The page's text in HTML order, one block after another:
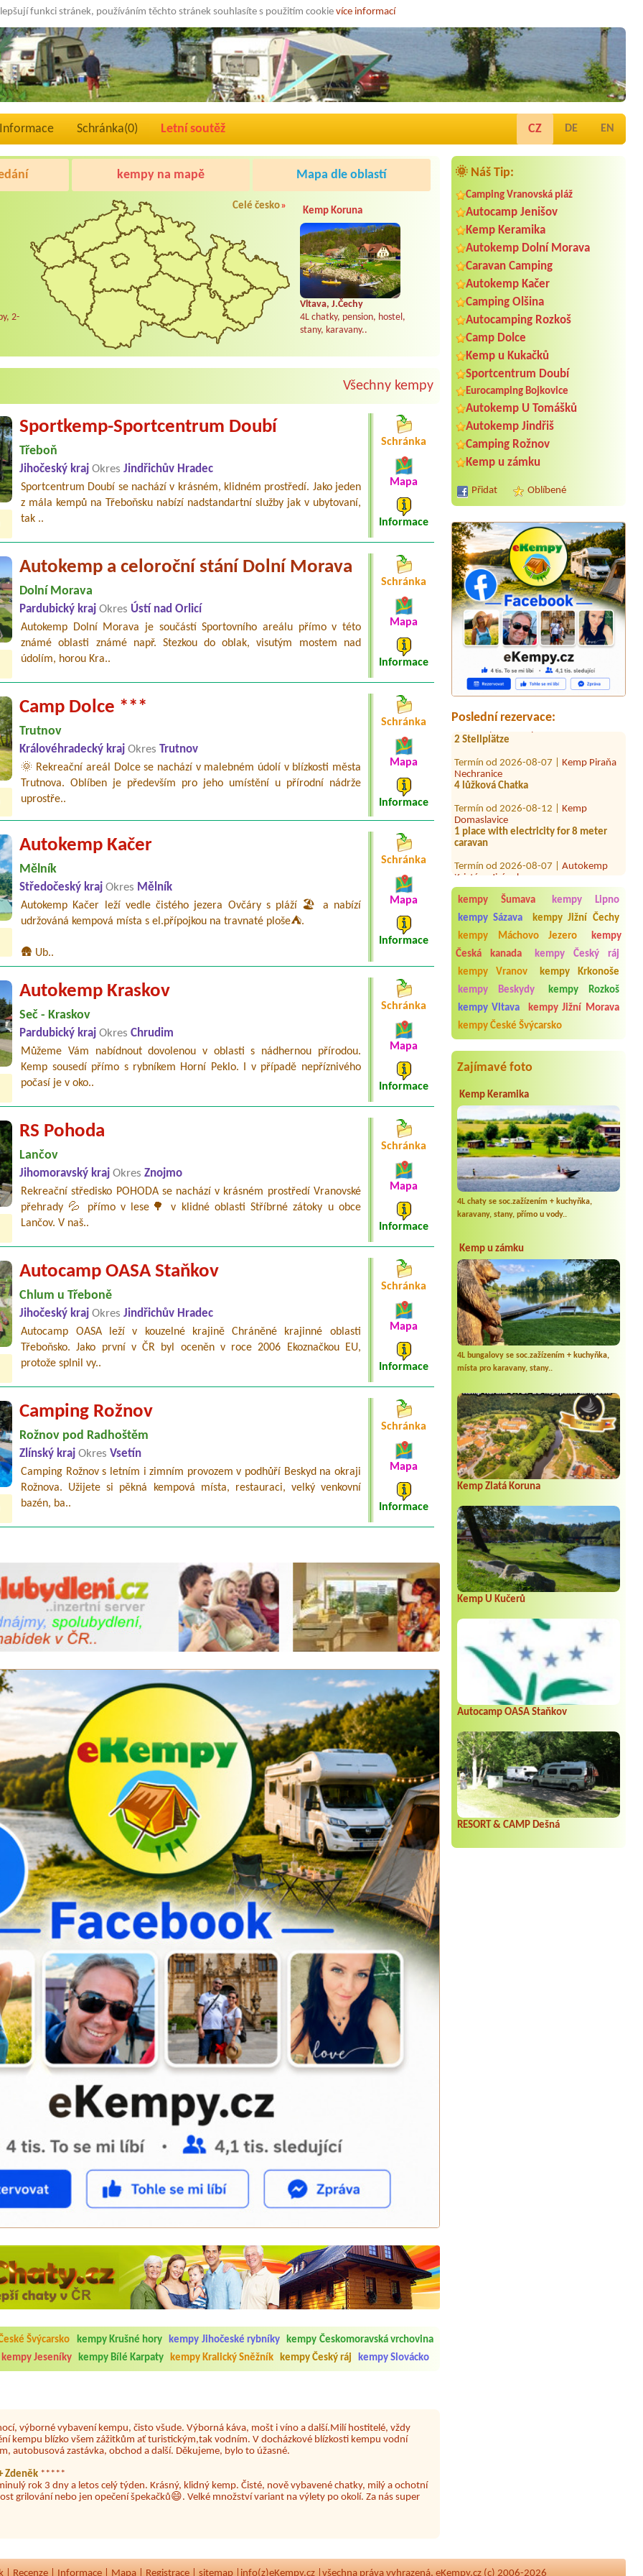
funkci stránek, používáním těchto stránek souhlasíte s použitím cookie více informací
Informace Schránka(0) Letní soutěž CZ DE EN
🌞 Náš Tip:
Camping Vranovská pláž
Autocamp Jenišov
Kemp Keramika
Autokemp Dolní Morava
Caravan Camping
Autokemp Kačer
Camping Olšina
Autocamping Rozkoš
Camp Dolce
Kemp u Kukačků
Sportcentrum Doubí
Eurocamping Bojkovice
Autokemp U Tomášků
Autokemp Jindřiš
Camping Rožnov
Kemp u zámku
Přidat Oblíbené
Poslední rezervace:
Termín od 2026-08-04 |Autokemp
Balaton
Obytné auto, dospělí 2, děti do
15let2.
Termín od 2026-07-26 |Autokemp
karavan+el.přípojka+3dospělí+1dítě
Termín od 2026-08-05 |
Karavanpark Adršpach
2 Stellplätze
Termín od 2026-08-07 |
4 lůžková Chatka
Termín od 2026-08-12 |Kemp
Domaslavice
caravan
Termín od 2026-08-07 |Autokemp
Kristýna Jiránek
Termín od 2026-07-30 |Camp Borný
1x
Termín od 2026-08-04 |Rekreační
středisko Elite
1person 1kind
Termín od 2026-08-08 |
Kemp
Country Bečice Lužnice
00
1 Stellplatz für 1 Wohnmobil (6m
kempy Šumava
kempy Lipno
kempy Sázava
kempy Jižní Čechy
kempy Máchovo Jezero
kempy
Česká kanada
kempy Český ráj
kempy Vranov
kempy Krkonoše
kempy Beskydy
kempy Rozkoš
kempy Vltava
kempy Jižní Morava
kempy České Švýcarsko
Zajímavé foto
Kemp Keramika
4L chaty se soc.zažízením + kuchyňka,
karavany, stany, přímo u vody..
Kemp u zámku
4L bungalovy se soc.zažízením + kuchyňka,
místa pro karavany, stany..
Kemp Zlatá Koruna
Kemp U Kučerů
Autocamp OASA Staňkov
RESORT & CAMP Dešná
kempy na mapě Mapa dle oblastí
2-
Celé česko» Kemp Koruna
Vltava, J.Čechy
4L chatky, pension, hostel,
stany, karavany..
Všechny kempy
Sportkemp-Sportcentrum Doubí
Třeboň
Jihočeský krajOkres Jindřichův Hradec
Sportcentrum Doubí se nachází v krásném, klidném prostředí. Jako jeden
z mála kempů na Třeboňsku nabízí nadstandartní služby jak v ubytovaní,
tak ..
Schránka
Mapa
Informace
Autokemp a celoroční stání Dolní Morava
Dolní Morava
Pardubický krajOkres Ústí nad Orlicí
Autokemp Dolní Morava je součástí Sportovního areálu přímo v této
známé oblasti známé např. Stezkou do oblak, visutým mostem nad
údolím, horou Kra..
Schránka
Mapa
Informace
Camp Dolce ***
Trutnov
Královéhradecký krajOkres Trutnov
🌞 Rekreační areál Dolce se nachází v malebném údolí v blízkosti města
Trutnova. Oblíben je především pro jeho umístění u přírodní nádrže
uprostře..
Schránka
Mapa
Informace
Autokemp Kačer
Mělník
Středočeský krajOkres Mělník
Autokemp Kačer leží vedle čistého jezera Ovčáry s pláží 🏖️ a nabízí
udržováná kempová místa s el.přípojkou na travnaté ploše⛺.
🛖 Ub..
Schránka
Mapa
Informace
Autokemp Kraskov
Seč - Kraskov
Pardubický krajOkres Chrudim
Můžeme Vám nabídnout dovolenou v oblasti s nádhernou přírodou.
Kemp sousedí přímo s rybníkem Horní Peklo. I v případě nepříznivého
počasí je v oko..
Schránka
Mapa
Informace
RS Pohoda
Lančov
Jihomoravský krajOkres Znojmo
Rekreační středisko POHODA se nachází v krásném prostředí Vranovské
přehrady 💦 přímo v lese🌳 v klidné oblasti Stříbrné zátoky u obce
Lančov. V naš..
Schránka
Mapa
Informace
Autocamp OASA Staňkov
Chlum u Třeboně
Jihočeský krajOkres Jindřichův Hradec
Autocamp OASA leží v kouzelné krajině Chráněné krajinné oblasti
Třeboňsko. Jako první v ČR byl oceněn v roce 2006 Ekoznačkou EU,
protože splnil vy..
Schránka
Mapa
Informace
Camping Rožnov
Rožnov pod Radhoštěm
Zlínský krajOkres Vsetín
Camping Rožnov s letním i zimním provozem v podhůří Beskyd na okraji
Rožnova. Užijete si pěkná kempová místa, restauraci, velký venkovní
bazén, ba..
Schránka
Mapa
Informace
Švýcarsko kempy Krušné hory kempy Jihočeské rybníky
kempy Českomoravská vrchovina
kempy Jeseníky kempy Bílé Karpaty kempy Kralický Sněžník kempy Český ráj kempy Slovácko
není samozřejmost. V kempu je obchod a restaurace, kebab a další občerstvení. Co nás ale
hluk z repráků u stanů a absolutní bezohlednost ostatních ubytovaných. Přes den jsem si připadala
hrála jiná hudba.Kemp pěkný, ale takový rámus jsme ještě nezažili...
dva. Na začátku prázdnin. Přijeli jsme karavanem. Klid pohoda socialky nové krásné čisté,koupání
líbilo.
výborné vybavení kempu, čisto všude. Výborná káva, mošt i víno a další.Milí hostitelé, vždy
autobusová zastávka, obchod a další. Děkujeme, bylo to úžasné.
Zdeněk*****
rok 3 dny a letos celý týden. Krásný, klidný kemp. Čisté, nově vybavené chatky, milý a ochotní
Recenze Informace Mapa Registrace sitemap info(z)eKempy.cz | všechna práva vyhrazená, eKempy.cz (c) 2006-2026